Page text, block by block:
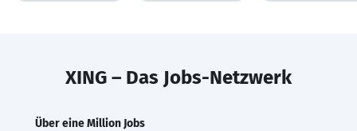
XING – Das Jobs-Netzwerk
Über eine Million Jobs